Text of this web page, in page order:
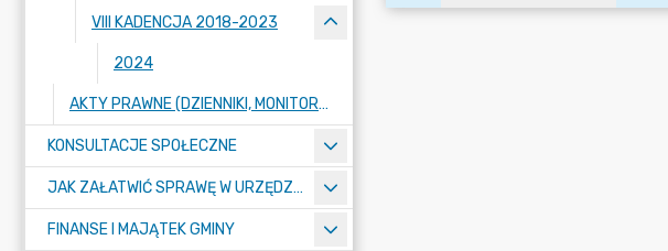
VIII KADENCJA 2018-2023
2024
AKTY PRAWNE (DZIENNIKI, MONITORY)
KONSULTACJE SPOŁECZNE
JAK ZAŁATWIĆ SPRAWĘ W URZĘDZIE ? - KARTY USŁUG I FORMULARZE
FINANSE I MAJĄTEK GMINY